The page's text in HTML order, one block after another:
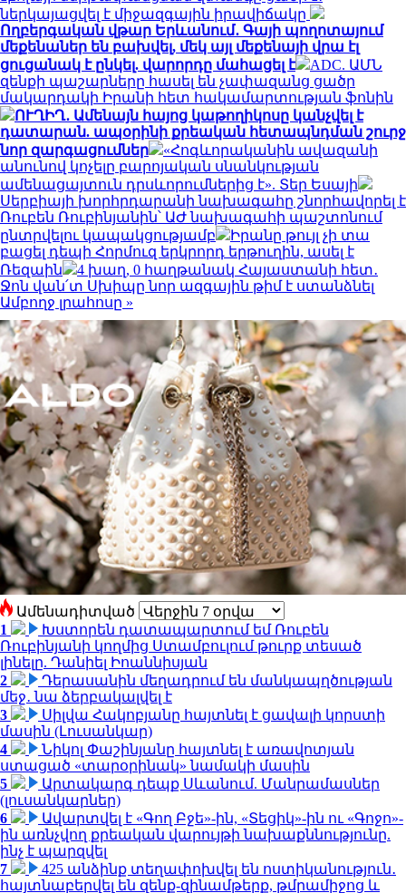
ներկայացվել է միջազգային իրավիճակը
Ողբերգական վթար Երևանում․ Գայի պողոտայում
մեքենաներ են բախվել, մեկ այլ մեքենայի վրա էլ
ցուցանակ է ընկել. վարորդը մահացել է
ADC. ԱՄՆ
զենքի պաշարները հասել են չափազանց ցածր
մակարդակի Իրանի հետ հակամարտության ֆոնին
ՈՒՂԻՂ․ Ամենայն հայոց կաթողիկոսը կանչվել է
դատարան. ապօրինի քրեական հետապնդման շուրջ
նոր զարգացումներ
«Հոգևորականին ավազանի
անունով կոչելը բարոյական սնանկության
ամենացայտուն դրսևորումներից է». Տեր Եսայի
Սերբիայի խորհրդարանի նախագահը շնորհավորել է
Ռուբեն Ռուբինյանին՝ ԱԺ նախագահի պաշտոնում
ընտրվելու կապակցությամբ
Իրանը թույլ չի տա
բացել դեպի Հորմուզ երկրորդ երթուղին, ասել է
Ռեզաին
4 խաղ, 0 հաղթանակ Հայաստանի հետ․
Ջոն վան՛տ Սխիպը նոր ազգային թիմ է ստանձնել
Ամբողջ լրահոսը »
Ամենադիտված
1
Խստորեն դատապարտում եմ Ռուբեն
Ռուբինյանի կողմից Ստամբուլում թուրք տեսած
լինելը. Դանիել Իոաննիսյան
2
Դերասանին մեղադրում են մանկապղծության
մեջ․ նա ձերբակալվել է
3
Սիլվա Հակոբյանը հայտնել է ցավալի կորստի
մասին (Լուսանկար)
4
Նիկոլ Փաշինյանը հայտնել է առավոտյան
ստացած «տարօրինակ» նամակի մասին
5
Արտակարգ դեպք Սևանում. Մանրամասներ
(լուսանկարներ)
6
Ավարտվել է «Գող Բջե»-ին, «Տեցիկ»-ին ու «Գոջո»-
ին առնչվող քրեական վարույթի նախաքննությունը.
ինչ է պարզվել
7
425 անձինք տեղափոխվել են ոստիկանություն․
հայտնաբերվել են զենք-զինամթերք, թմրամիջոց և